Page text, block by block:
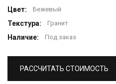
Цвет: Бежевый
Текстура: Гранит
Наличие: Под заказ
РАССЧИТАТЬ СТОИМОСТЬ